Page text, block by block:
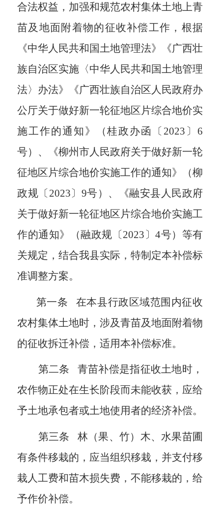
合法权益，加强和规范农村集体土地上青
苗及地面附着物的征收补偿工作，根据
《中华人民共和国土地管理法》《广西壮
族自治区实施〈中华人民共和国土地管理
法〉办法》《广西壮族自治区人民政府办
公厅关于做好新一轮征地区片综合地价实
施工作的通知》（桂政办函〔 2023 〕 6
号）、《柳州市人民政府关于做好新一轮
征地区片综合地价实施工作的通知》（柳
政规〔 2023〕 9号）、《融安县人民政府
关于做好新一轮征地区片综合地价实施工
作的通知》（融政规〔2023 〕 4号）等有
关规定，结合我县实际，特制定本补偿标
准调整方案。
第一条
在本县行政区域范围内征收
农村集体土地时，涉及青苗及地面附着物
的征收拆迁补偿，适用本补偿标准。
第二条
青苗补偿是指征收土地时，
农作物正处在生长阶段而未能收获，应给
予土地承包者或土地使用者的经济补偿。
第三条
林（果、竹）木、水果苗圃
有条件移栽的，应当组织移栽，并支付移
栽人工费和苗木损失费，不能移栽的，给
予作价补偿。